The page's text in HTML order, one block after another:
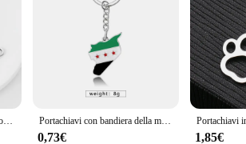
1 pz argenteo simpatico gatto portachiavi cartone animato animale portachiavi in acciaio inox zaino appeso ciondolo borsa Charms regali donne uso quotidiano Portachiavi con bandiera della mappa della Siria in acciaio inossidabile per donna uomo collane con ciondolo con ciondolo color oro/argento catena con mappa dei Syrians di moda
0,73€ 1,85€